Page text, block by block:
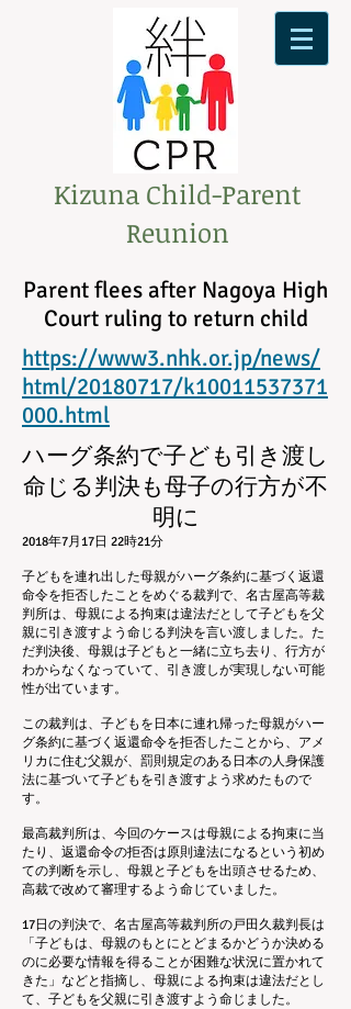
Kizuna Child-Parent
Reunion
Parent flees after Nagoya High
Court ruling to return child
https://www3.nhk.or.jp/news/
html/20180717/k10011537371
000.html
ハーグ条約で子ども引き渡し
命じる判決も母子の行方が不
明に
2018年7月17日 22時21分
子どもを連れ出した母親がハーグ条約に基づく返還
命令を拒否したことをめぐる裁判で、名古屋高等裁
判所は、母親による拘束は違法だとして子どもを父
親に引き渡すよう命じる判決を言い渡しました。た
だ判決後、母親は子どもと一緒に立ち去り、行方が
わからなくなっていて、引き渡しが実現しない可能
性が出ています。
この裁判は、子どもを日本に連れ帰った母親がハー
グ条約に基づく返還命令を拒否したことから、アメ
リカに住む父親が、罰則規定のある日本の人身保護
法に基づいて子どもを引き渡すよう求めたもので
す。
最高裁判所は、今回のケースは母親による拘束に当
たり、返還命令の拒否は原則違法になるという初め
ての判断を示し、母親と子どもを出頭させるため、
高裁で改めて審理するよう命じていました。
17日の判決で、名古屋高等裁判所の戸田久裁判長は
「子どもは、母親のもとにとどまるかどうか決める
のに必要な情報を得ることが困難な状況に置かれて
きた」などと指摘し、母親による拘束は違法だとし
て、子どもを父親に引き渡すよう命じました。